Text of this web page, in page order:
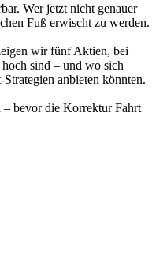
Wer jetzt nicht genauer
Fuß erwischt zu werden.
wir fünf Aktien, bei
sind – und wo sich
anbieten könnten.
– bevor die Korrektur Fahrt